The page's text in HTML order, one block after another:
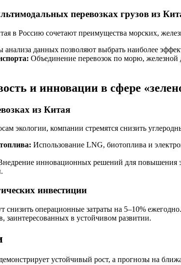
перевозках грузов из
в Россию сочетают преимущества морских,
анализа данных позволяют выбрать наиболее
Объединение перевозок по морю, железной
и инновации в сфере
из Китая
экологии, компании стремятся снизить
Использование LNG, биотоплива и
инновационных решений для повышения
инвестиции
снизить операционные затраты на 5–10%
заинтересованных в устойчивом развитии.
устойчивый рост, а прогнозы на